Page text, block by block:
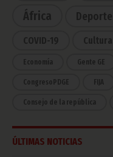
África
COVID-19 Cultura
Economía Gente GE
CongresoPDGE FIJA
Consejo de la república
ÚLTIMAS NOTICIAS